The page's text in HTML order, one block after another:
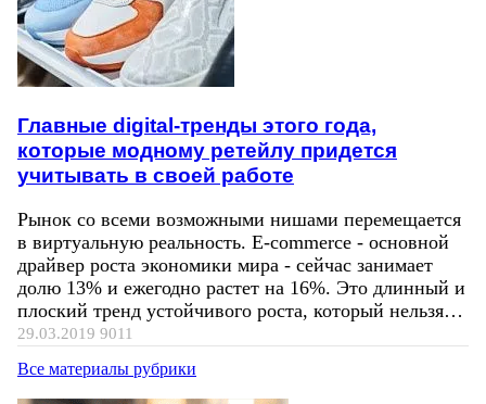
Главные digital-тренды этого года,
которые модному ретейлу придется
учитывать в своей работе
Рынок со всеми возможными нишами перемещается
в виртуальную реальность. E-commerce - основной
драйвер роста экономики мира - сейчас занимает
долю 13% и ежегодно растет на 16%. Это длинный и
плоский тренд устойчивого роста, который нельзя…
29.03.2019 9011
Все материалы рубрики